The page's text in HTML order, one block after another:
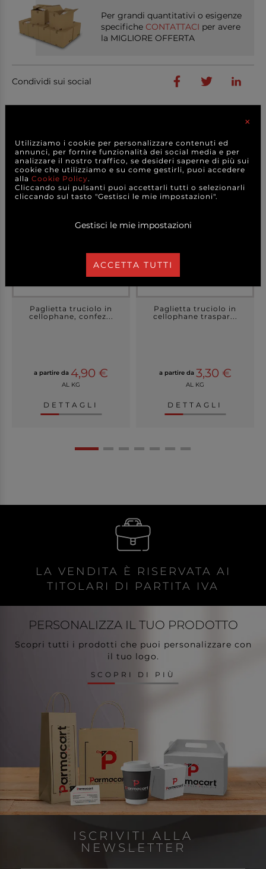
Per grandi quantitativi o esigenze
specifiche CONTATTACI per avere
la MIGLIORE OFFERTA
Condividi sui social
PRODOTTICORRELATI
Paglietta truciolo in
cellophane, confez...
a partire da 4,90 €
AL KG
DETTAGLI
Paglietta truciolo in
cellophane traspar...
a partire da 3,30 €
AL KG
DETTAGLI
LA VENDITA È RISERVATA AI
TITOLARI DI PARTITA IVA
PERSONALIZZA IL TUO PRODOTTO
Scopri tutti i prodotti che puoi personalizzare con
il tuo logo.
SCOPRI DI PIÙ
ISCRIVITI ALLA
NEWSLETTER
×
Utilizziamo i cookie per personalizzare contenuti ed
annunci, per fornire funzionalità dei social media e per
analizzare il nostro traffico, se desideri saperne di più sui
cookie che utilizziamo e su come gestirli, puoi accedere
alla Cookie Policy.
Cliccando sui pulsanti puoi accettarli tutti o selezionarli
cliccando sul tasto "Gestisci le mie impostazioni".
Gestisci le mie impostazioni
ACCETTA TUTTI